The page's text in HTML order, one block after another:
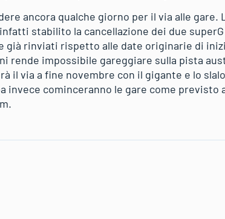
ancora qualche giorno per il via alle gare.
stabilito la cancellazione dei due
già rinviati rispetto alle date originarie di
rende impossibile gareggiare sulla pista
il via a fine novembre con il gigante e lo
invece cominceranno le gare come previsto